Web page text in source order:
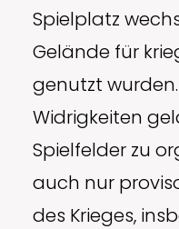
Spielplatz
Gelände für
genutzt
Widrigkeiten
Spielfelder zu
auch nur
des Krieges,